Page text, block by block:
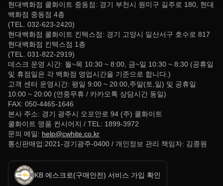
현대백화점 쿨화이트 중동점: 경기 부천시 원미구 길주로 180, 현대
백화점 중동점 4층
(TEL. 032-623-2420)
현대백화점 쿨화이트 킨텍스점: 경기 고양시 일산서구 호수로 817
현대백화점 킨텍스점 1층
(TEL. 031-822-2919)
데스크 운영 시간: 월~목 10:30 ~ 8:00, 금~일 10:30 ~ 8:30 (공휴일
및 휴점일은 각 백화점 영업시간을 기준으로 합니다.)
고객 센터 운영시간: 평일 9:00 ~ 20:00,주말(토,일) 및 공휴일
10:00 ~ 20:00 (연중무휴 / 카카오톡 상담시간 동일)
FAX: 050-4465-1646
본사 주소: 경기 광주시 오포안로 94 (주) 쿨화이트
쿨화이트 명품 컨시어지 / TEL: 1899-3972
문의 메일: help@cwhite.co.kr
통신판매업:2021-경기광주-0400 / 개인정보 관리 책임자: 김종원
KB 에스크로(구매안전) 서비스 가입 확인